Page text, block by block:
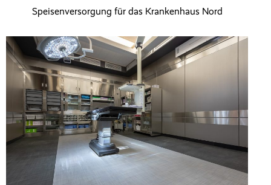
Speisenversorgung für das Krankenhaus Nord